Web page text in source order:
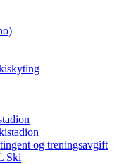
og treningsavgift
Ski